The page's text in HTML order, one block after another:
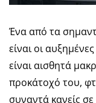
Ένα από τα
είναι οι
είναι αισθητά
προκάτοχό του,
συναντά κανείς